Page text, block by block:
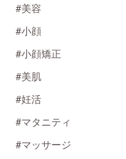
#美容
#小顔
#小顔矯正
#美肌
#妊活
#マタニティ
#マッサージ